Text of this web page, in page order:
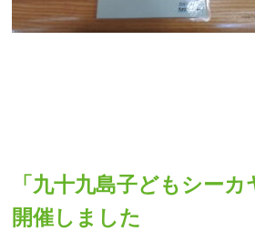
「九十九島子どもシーカ
開催しました